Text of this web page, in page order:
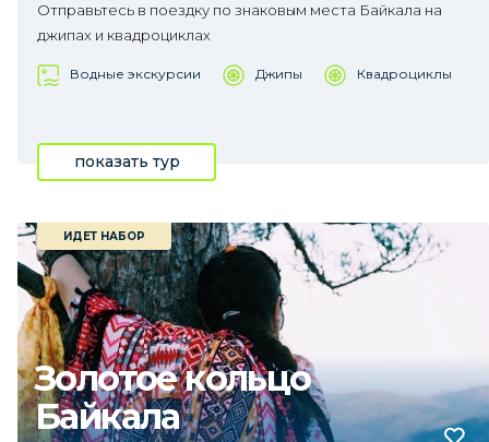
Отправьтесь в поездку по знаковым места Байкала на
джипах и квадроциклах
Водные экскурсии Джипы Квадроциклы
показать тур
Золотое кольцо
Байкала
ИДЕТ НАБОР